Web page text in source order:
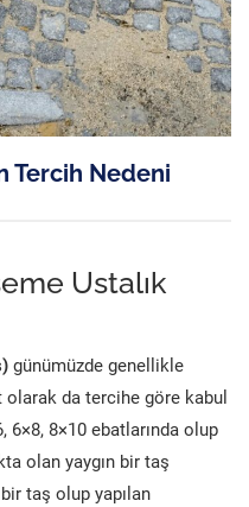
Tercih Nedeni
Ustalık
günümüzde genellikle
olarak da tercihe göre kabul
6×8, 8×10 ebatlarında olup
olan yaygın bir taş
taş olup yapılan